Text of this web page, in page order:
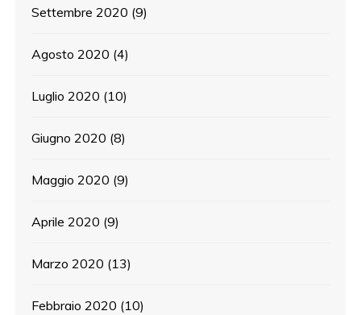
Settembre 2020 (9)
Agosto 2020 (4)
Luglio 2020 (10)
Giugno 2020 (8)
Maggio 2020 (9)
Aprile 2020 (9)
Marzo 2020 (13)
Febbraio 2020 (10)